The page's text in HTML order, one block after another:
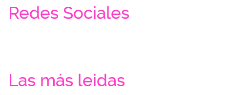
Redes Sociales
Las más leidas